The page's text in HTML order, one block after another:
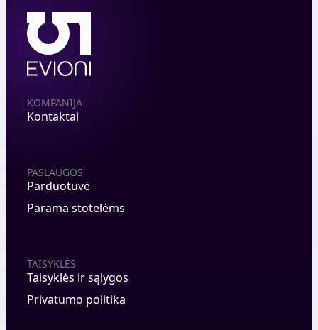
KOMPANIJA
Kontaktai
PASLAUGOS
Parduotuvė
Parama stotelėms
TAISYKLĖS
Taisyklės ir sąlygos
Privatumo politika